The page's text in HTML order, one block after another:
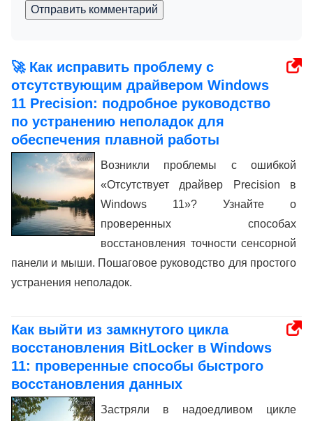
Отправить комментарий
🚀 Как исправить проблему с
отсутствующим драйвером Windows
11 Precision: подробное руководство
по устранению неполадок для
обеспечения плавной работы
Возникли проблемы с ошибкой
«Отсутствует драйвер Precision в
Windows 11»? Узнайте о
проверенных способах
восстановления точности сенсорной
панели и мыши. Пошаговое руководство для простого
устранения неполадок.
Как выйти из замкнутого цикла
восстановления BitLocker в Windows
11: проверенные способы быстрого
восстановления данных
Застряли в надоедливом цикле